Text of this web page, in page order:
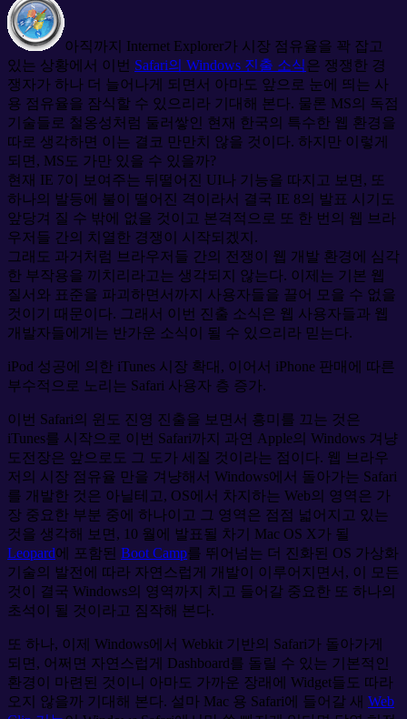
아직까지 Internet Explorer가 시장 점유율을 꽉 잡고
있는 상황에서 이번 Safari의 Windows 진출 소식은 쟁쟁한 경
쟁자가 하나 더 늘어나게 되면서 아마도 앞으로 눈에 띄는 사
용 점유율을 잠식할 수 있으리라 기대해 본다. 물론 MS의 독점
기술들로 철옹성처럼 둘러쌓인 현재 한국의 특수한 웹 환경을
따로 생각하면 이는 결코 만만치 않을 것이다. 하지만 이렇게
되면, MS도 가만 있을 수 있을까?
현재 IE 7이 보여주는 뒤떨어진 UI나 기능을 따지고 보면, 또
하나의 발등에 불이 떨어진 격이라서 결국 IE 8의 발표 시기도
앞당겨 질 수 밖에 없을 것이고 본격적으로 또 한 번의 웹 브라
우저들 간의 치열한 경쟁이 시작되겠지.
그래도 과거처럼 브라우저들 간의 전쟁이 웹 개발 환경에 심각
한 부작용을 끼치리라고는 생각되지 않는다. 이제는 기본 웹
질서와 표준을 파괴하면서까지 사용자들을 끌어 모을 수 없을
것이기 때문이다. 그래서 이번 진출 소식은 웹 사용자들과 웹
개발자들에게는 반가운 소식이 될 수 있으리라 믿는다.
iPod 성공에 의한 iTunes 시장 확대, 이어서 iPhone 판매에 따른
부수적으로 노리는 Safari 사용자 층 증가.
이번 Safari의 윈도 진영 진출을 보면서 흥미를 끄는 것은
iTunes를 시작으로 이번 Safari까지 과연 Apple의 Windows 겨냥
도전장은 앞으로도 그 도가 세질 것이라는 점이다. 웹 브라우
저의 시장 점유율 만을 겨냥해서 Windows에서 돌아가는 Safari
를 개발한 것은 아닐테고, OS에서 차지하는 Web의 영역은 가
장 중요한 부분 중에 하나이고 그 영역은 점점 넓어지고 있는
것을 생각해 보면, 10 월에 발표될 차기 Mac OS X가 될
Leopard에 포함된 Boot Camp를 뛰어넘는 더 진화된 OS 가상화
기술의 발전에 따라 자연스럽게 개발이 이루어지면서, 이 모든
것이 결국 Windows의 영역까지 치고 들어갈 중요한 또 하나의
초석이 될 것이라고 짐작해 본다.
또 하나, 이제 Windows에서 Webkit 기반의 Safari가 돌아가게
되면, 어쩌면 자연스럽게 Dashboard를 돌릴 수 있는 기본적인
환경이 마련된 것이니 아마도 가까운 장래에 Widget들도 따라
오지 않을까 기대해 본다. 설마 Mac 용 Safari에 들어갈 새 Web